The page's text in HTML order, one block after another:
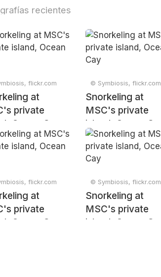
recientes
flickr.com
at
private
Ocean Cay
© Symbiosis, flickr.com
Snorkeling at
MSC's private
island, Ocean Cay
flickr.com
at
private
Ocean Cay
© Symbiosis, flickr.com
Snorkeling at
MSC's private
island, Ocean Cay